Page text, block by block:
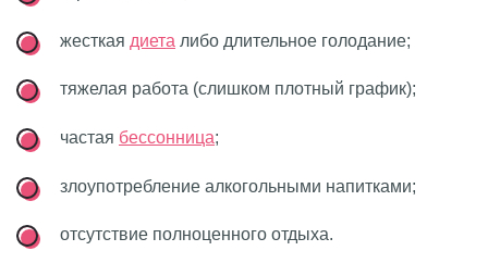
жесткая диета либо длительное голодание;
тяжелая работа (слишком плотный график);
частая бессонница;
злоупотребление алкогольными напитками;
отсутствие полноценного отдыха.